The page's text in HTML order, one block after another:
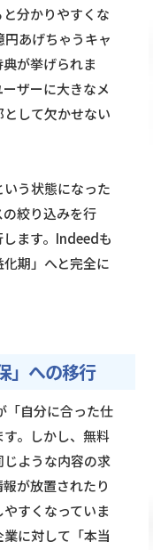
分かりやすくな
あげちゃうキャ
が挙げられま
ザーに大きなメ
して欠かせない
う状態になった
絞り込みを行
ます。Indeedも
期」へと完全に
」への移行
「自分に合った仕
。しかし、無料
ような内容の求
が放置されたり
すくなっていま
に対して「本当